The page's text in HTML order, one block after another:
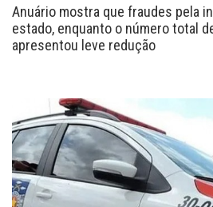
Anuário mostra que fraudes pela
estado, enquanto o número total
apresentou leve redução